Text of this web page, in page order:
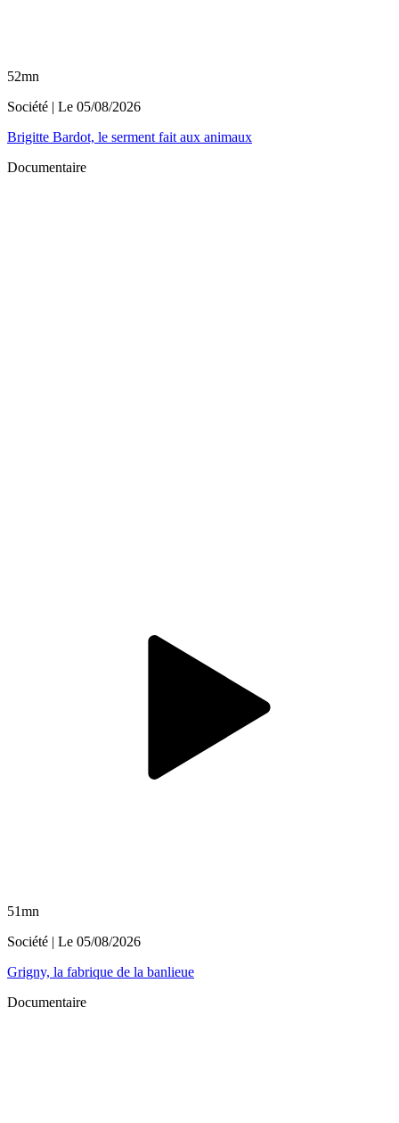
52mn
Société | Le 05/08/2026
Brigitte Bardot, le serment fait aux animaux
Documentaire
51mn
Société | Le 05/08/2026
Grigny, la fabrique de la banlieue
Documentaire